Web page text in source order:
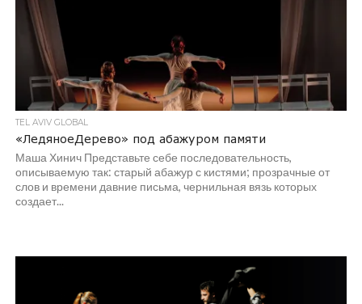
TEL AVIV GLOBAL
«ЛедяноеДерево» под абажуром памяти
Маша Хинич Представьте себе последовательность,
описываемую так: старый абажур с кистями; прозрачные от
слов и времени давние письма, чернильная вязь которых
создает...